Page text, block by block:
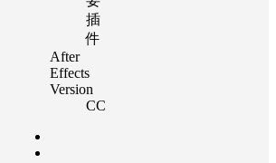
插
件
After
Effects
Version
CC